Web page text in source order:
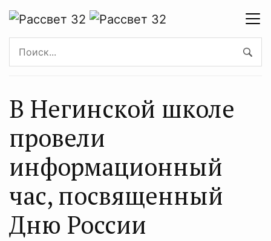
В Негинской школе
провели
информационный
час, посвященный
Дню России